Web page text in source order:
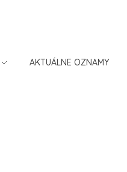
AKTUÁLNE OZNAMY